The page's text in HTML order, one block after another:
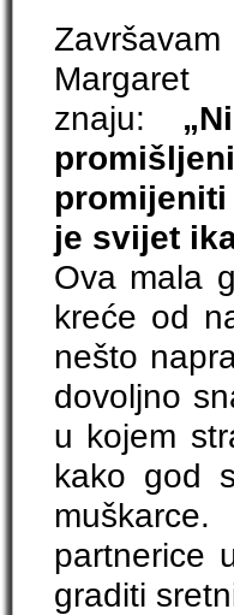
znaju:
je svijet
Ova mala
kreće od
nešto
dovoljno
u kojem
kako god
partnerice
graditi